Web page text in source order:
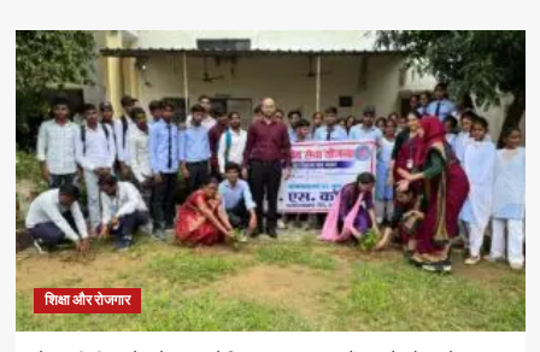
बदायूँ
पीएमएस
संघ
के
डॉ०
मोहित
यादव
सचिव
तथा
डॉ
राजेश
वर्मा
दूसरी
बार
शिक्षा और रोजगार